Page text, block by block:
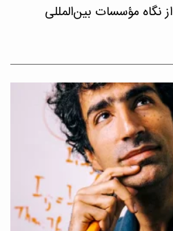
نگاه مؤسسات بین‌المللی